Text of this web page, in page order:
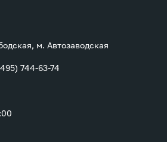
м. Автозаводская
744-63-74